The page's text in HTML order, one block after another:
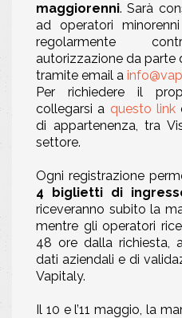
maggiorenni. Sarà
ad operatori
regolarmente
autorizzazione da parte
tramite email a
Per richiedere il
collegarsi a questo link
di appartenenza, tra
settore.
Ogni registrazione
4 biglietti di
riceveranno subito la
mentre gli operatori
48 ore dalla richiesta,
dati aziendali e di
Vapitaly.
Il 10 e l’11 maggio, la